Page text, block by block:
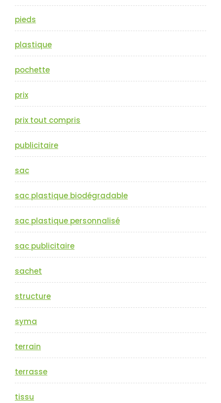
pieds
plastique
pochette
prix
prix tout compris
publicitaire
sac
sac plastique biodégradable
sac plastique personnalisé
sac publicitaire
sachet
structure
syma
terrain
terrasse
tissu